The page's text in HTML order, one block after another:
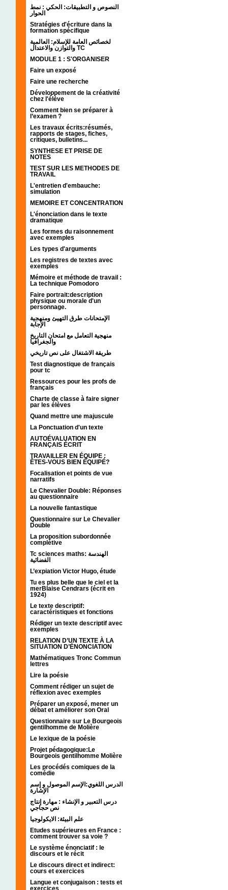
النصوص و التطبيقات: الحكي : نمط
الحوار
Stratégies d'écriture dans la
formation spécifique
لخصائص العامة للإسلام: العالمية
والتوازن والاعتدال TC
MODULE 1 : S'ORGANISER
Faire un exposé
Faire une recherche
Développement de la créativité
chez l'élève
Comment bien se préparer à
l’examen ?
Les travaux écrits:résumés,
rapports de stages, fiches,
critiques, bulletins...
SYNTHESE ET PRISE DE
NOTES
TEST SUR LES METHODES DE
TRAVAIL
L'entretien d'embauche:
simulation
MEMOIRE ET CONCENTRATION
L'énonciation dans le texte
dramatique
Les formes du raisonnement
avec exemples
Les types d'arguments
Les registres de textes avec
exemples
Mémoire et méthode de travail :
La technique Pomodoro
Faire portrait:description
physique ou morale d'un
personnage.
الإمتحانات طرق التهيئ ومنهجية
الإجابة
منهجية التعامل مع امتحان التاريخ
والجغرافيا
طريقة الاشتغال على نص تاريخي
Test diagnostique de français
pour tc
Ressources pour les profs de
français
Charte de classe à faire signer
par les élèves
Quand mettre une majuscule
La Ponctuation d'un texte
AUTOÉVALUATION EN
FRANÇAIS ÉCRIT
TRAVAILLER EN ÉQUIPE :
ÊTES-VOUS BIEN ÉQUIPÉ?
Focalisation et points de vue
narratifs
Le Chevalier Double: Réponses
au questionnaire
La nouvelle fantastique
Questionnaire sur Le Chevalier
Double
La proposition subordonnée
complétive
Tc sciences maths: الهندسة
الفضائية
L’expiation Victor Hugo, étude
Tu es plus belle que le ciel et la
merBlaise Cendrars (écrit en
1924)
Le texte descriptif:
caractéristiques et fonctions
Rédiger un texte descriptif avec
exemples
RELATION D’UN TEXTE À LA
SITUATION D’ÉNONCIATION
Mathématiques Tronc Commun
lettres
Lire la poésie
Comment rédiger un sujet de
réflexion avec exemples
Préparer un exposé, mener un
débat et améliorer son Oral
Questionnaire sur Le Bourgeois
gentilhomme de Molière
Le lexique de la poésie
Projet pédagogique:Le
Bourgeois gentilhomme Molière
Les procédés comiques de la
comédie
الدرس اللغوي:الإسم الموصول و إسم
الإشارة
درس التعبير و الإنشاء : مهارة إنتاج
نص حجاجي
علم البيئة: الايكولوجيا
Etudes supérieures en France :
comment trouver sa voie ?
Le système énonciatif : le
discours et le récit
Le discours direct et indirect:
cours et exercices
Langue et conjugaison : tests et
exercices